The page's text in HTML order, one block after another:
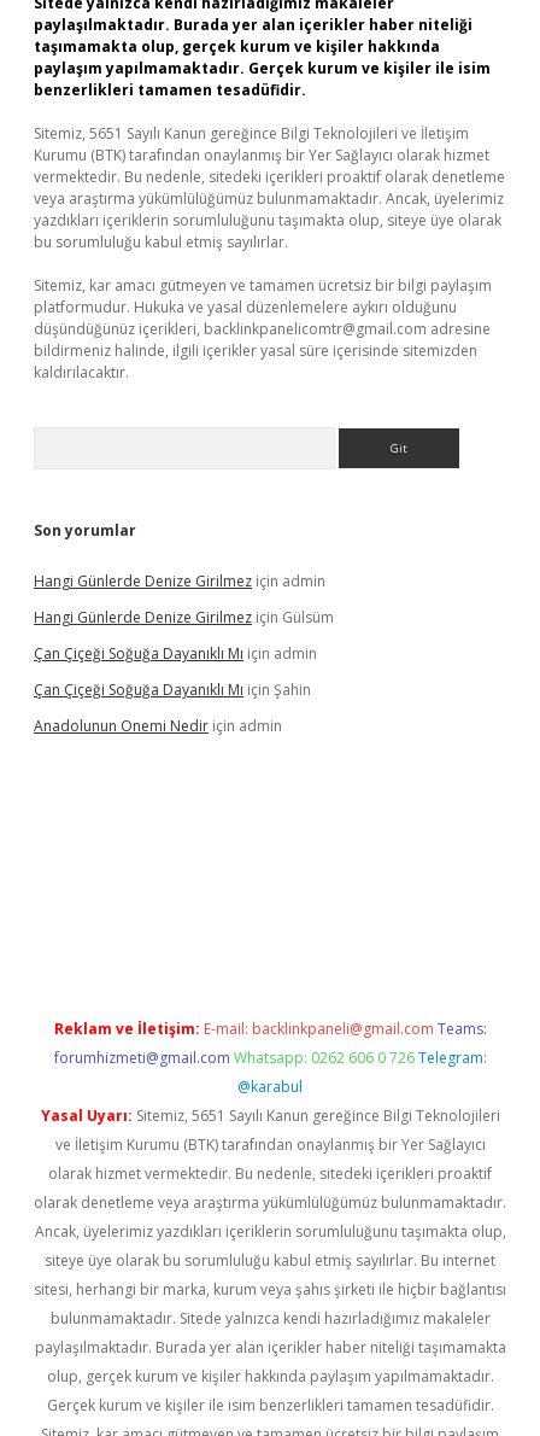
paylaşılmaktadır. Burada yer alan içerikler haber niteliği
taşımamakta olup, gerçek kurum ve kişiler hakkında
paylaşım yapılmamaktadır. Gerçek kurum ve kişiler ile isim
benzerlikleri tamamen tesadüfidir.
Sitemiz, 5651 Sayılı Kanun gereğince Bilgi Teknolojileri ve İletişim
Kurumu (BTK) tarafından onaylanmış bir Yer Sağlayıcı olarak hizmet
vermektedir. Bu nedenle, sitedeki içerikleri proaktif olarak denetleme
veya araştırma yükümlülüğümüz bulunmamaktadır. Ancak, üyelerimiz
yazdıkları içeriklerin sorumluluğunu taşımakta olup, siteye üye olarak
bu sorumluluğu kabul etmiş sayılırlar.
Sitemiz, kar amacı gütmeyen ve tamamen ücretsiz bir bilgi paylaşım
platformudur. Hukuka ve yasal düzenlemelere aykırı olduğunu
düşündüğünüz içerikleri, backlinkpanelicomtr@gmail.com adresine
bildirmeniz halinde, ilgili içerikler yasal süre içerisinde sitemizden
kaldırılacaktır.
Son yorumlar
Hangi Günlerde Denize Girilmez için admin
Hangi Günlerde Denize Girilmez için Gülsüm
Çan Çiçeği Soğuğa Dayanıklı Mı için admin
Çan Çiçeği Soğuğa Dayanıklı Mı için Şahin
Anadolunun Onemi Nedir için admin
Reklam ve İletişim: E-mail: backlinkpaneli@gmail.com Teams:
forumhizmeti@gmail.com Whatsapp: 0262 606 0 726 Telegram:
@karabul
Yasal Uyarı: Sitemiz, 5651 Sayılı Kanun gereğince Bilgi Teknolojileri
ve İletişim Kurumu (BTK) tarafından onaylanmış bir Yer Sağlayıcı
olarak hizmet vermektedir. Bu nedenle, sitedeki içerikleri proaktif
olarak denetleme veya araştırma yükümlülüğümüz bulunmamaktadır.
Ancak, üyelerimiz yazdıkları içeriklerin sorumluluğunu taşımakta olup,
siteye üye olarak bu sorumluluğu kabul etmiş sayılırlar. Bu internet
sitesi, herhangi bir marka, kurum veya şahıs şirketi ile hiçbir bağlantısı
bulunmamaktadır. Sitede yalnızca kendi hazırladığımız makaleler
paylaşılmaktadır. Burada yer alan içerikler haber niteliği taşımamakta
olup, gerçek kurum ve kişiler hakkında paylaşım yapılmamaktadır.
Gerçek kurum ve kişiler ile isim benzerlikleri tamamen tesadüfidir.